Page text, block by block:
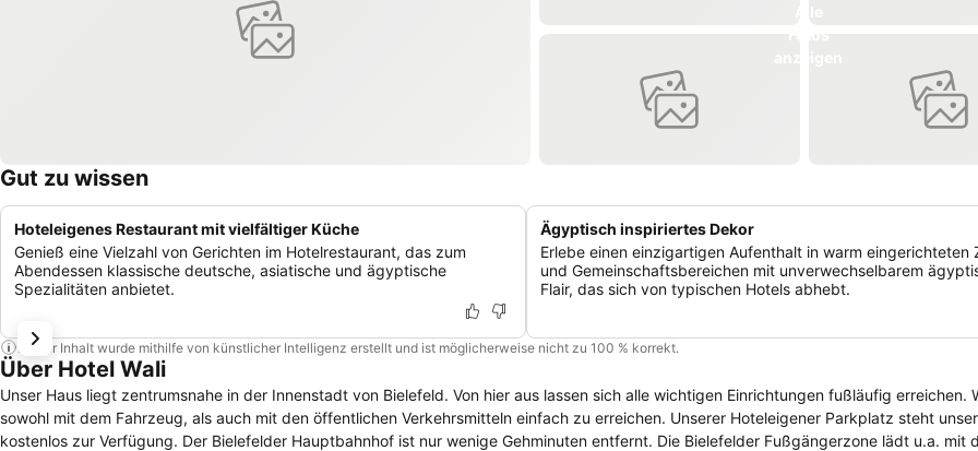
Gut zu wissen
Hoteleigenes Restaurant mit vielfältiger Küche
Genieß eine Vielzahl von Gerichten im Hotelrestaurant, das zum
Abendessen klassische deutsche, asiatische und ägyptische
Spezialitäten anbietet.
Ägyptisch inspiriertes Dekor
Erlebe einen einzigartigen Aufenthalt in warm eingerichteten
und Gemeinschaftsbereichen mit unverwechselbarem
Flair, das sich von typischen Hotels abhebt.
Dieser Inhalt wurde mithilfe von künstlicher Intelligenz erstellt und ist möglicherweise nicht zu 100 % korrekt.
Über Hotel Wali
Unser Haus liegt zentrumsnahe in der Innenstadt von Bielefeld. Von hier aus lassen sich alle wichtigen Einrichtungen fußläufig erreichen.
sowohl mit dem Fahrzeug, als auch mit den öffentlichen Verkehrsmitteln einfach zu erreichen. Unserer Hoteleigener Parkplatz steht
kostenlos zur Verfügung. Der Bielefelder Hauptbahnhof ist nur wenige Gehminuten entfernt. Die Bielefelder Fußgängerzone lädt u.a. mit